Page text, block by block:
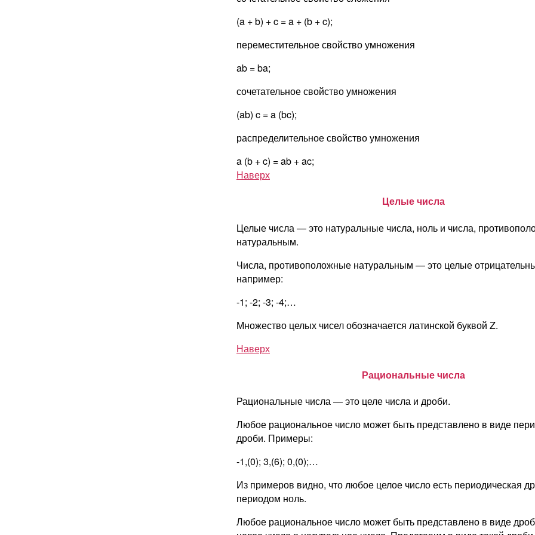
(a + b) + c = a + (b + c);
переместительное свойство умножения
ab = ba;
сочетательное свойство умножения
(ab) c = a (bc);
распределительное свойство умножения
a (b + c) = ab + ac;
Наверх
Целые числа
Целые числа — это натуральные числа, ноль и числа,
натуральным.
Числа, противоположные натуральным — это целые
например:
-1; -2; -3; -4;…
Множество целых чисел обозначается латинской буквой Z.
Наверх
Рациональные числа
Рациональные числа — это целе числа и дроби.
Любое рациональное число может быть представлено в виде
дроби. Примеры:
-1,(0); 3,(6); 0,(0);…
Из примеров видно, что любое целое число есть периодическая
периодом ноль.
Любое рациональное число может быть представлено в виде